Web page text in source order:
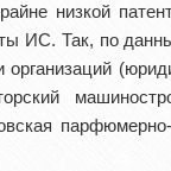
низкой
ИС. Так, по
организаций